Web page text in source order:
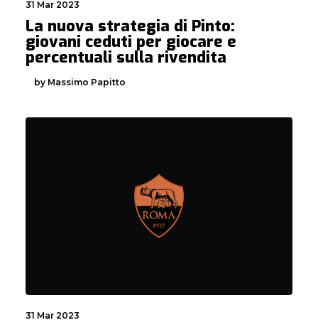
31 Mar 2023
La nuova strategia di Pinto:
giovani ceduti per giocare e
percentuali sulla rivendita
by Massimo Papitto
31 Mar 2023